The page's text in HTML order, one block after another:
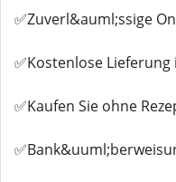
✅Zuverl&auml;ssige
✅Kostenlose
✅Kaufen Sie ohne